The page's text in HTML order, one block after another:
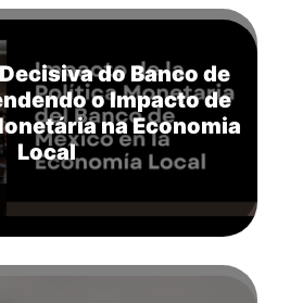
do Banco de
o Impacto de
na Economia
Local